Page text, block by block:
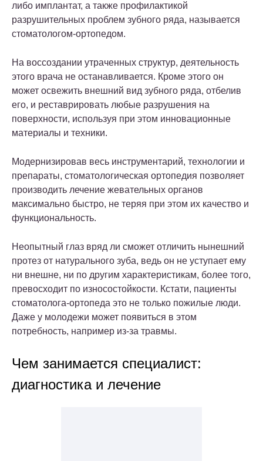
либо имплантат, а также профилактикой
разрушительных проблем зубного ряда, называется
стоматологом-ортопедом.
На воссоздании утраченных структур, деятельность
этого врача не останавливается. Кроме этого он
может освежить внешний вид зубного ряда, отбелив
его, и реставрировать любые разрушения на
поверхности, используя при этом инновационные
материалы и техники.
Модернизировав весь инструментарий, технологии и
препараты, стоматологическая ортопедия позволяет
производить лечение жевательных органов
максимально быстро, не теряя при этом их качество и
функциональность.
Неопытный глаз вряд ли сможет отличить нынешний
протез от натурального зуба, ведь он не уступает ему
ни внешне, ни по другим характеристикам, более того,
превосходит по износостойкости. Кстати, пациенты
стоматолога-ортопеда это не только пожилые люди.
Даже у молодежи может появиться в этом
потребность, например из-за травмы.
Чем занимается специалист:
диагностика и лечение